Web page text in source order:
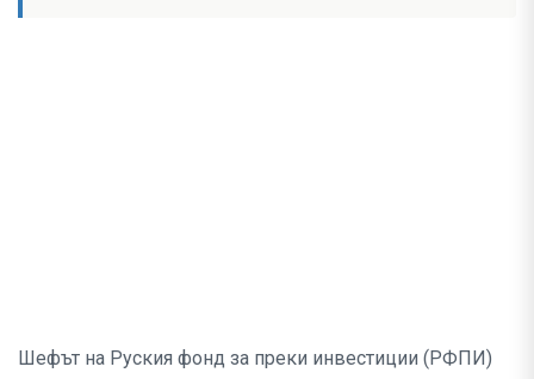
Шефът на Руския фонд за преки инвестиции (РФПИ)